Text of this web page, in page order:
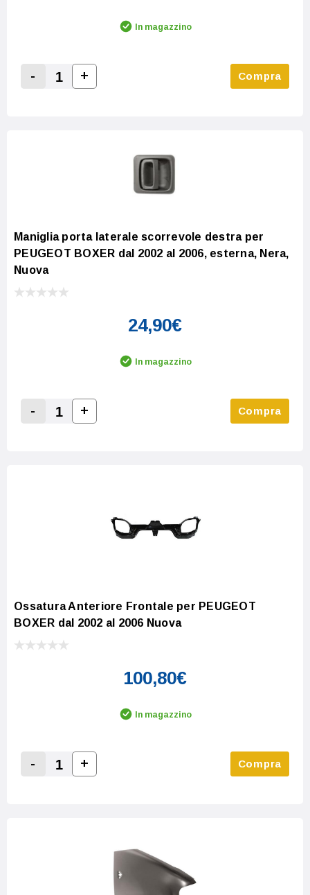
In magazzino
Decrease Quantity:
-
Increase Quantity:
+ Compra
Maniglia porta laterale scorrevole destra per
PEUGEOT BOXER dal 2002 al 2006, esterna, Nera,
Nuova
24,90€
In magazzino
Decrease Quantity:
-
Increase Quantity:
+ Compra
Ossatura Anteriore Frontale per PEUGEOT
BOXER dal 2002 al 2006 Nuova
100,80€
In magazzino
Decrease Quantity:
-
Increase Quantity:
+ Compra